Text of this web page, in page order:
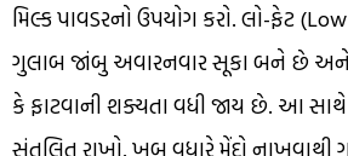
મિલ્ક પાવડરનો ઉપયોગ કરો. લો-ફેટ
ગુલાબ જાંબુ અવારનવાર સૂકા બને છે
કે ફાટવાની શક્યતા વધી જાય છે. આ
સંતુલિત રાખો. ખૂબ વધારે મેંદો